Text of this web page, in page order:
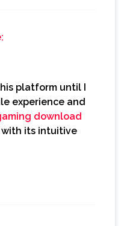
platform until I
experience and
download
with its intuitive